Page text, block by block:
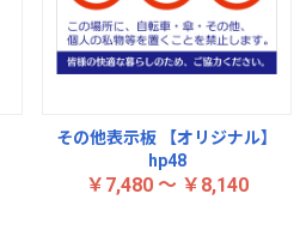
その他表示板 【オリジナル】
hp48
￥7,480 ～ ￥8,140